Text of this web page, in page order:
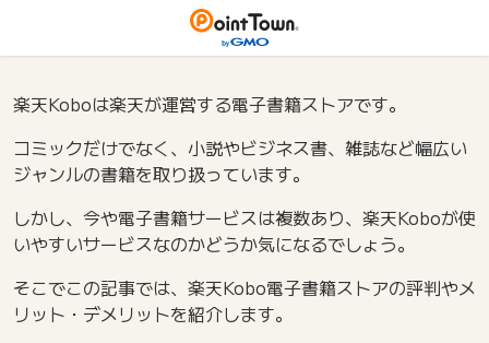
楽天Koboは楽天が運営する電子書籍ストアです。
コミックだけでなく、小説やビジネス書、雑誌など幅広い
ジャンルの書籍を取り扱っています。
しかし、今や電子書籍サービスは複数あり、楽天Koboが使
いやすいサービスなのかどうか気になるでしょう。
そこでこの記事では、楽天Kobo電子書籍ストアの評判やメ
リット・デメリットを紹介します。